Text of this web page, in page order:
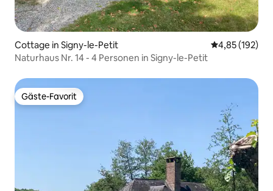
Cottage in Signy-le-Petit
4,85 (192)
Naturhaus Nr. 14 - 4 Personen in Signy-le-Petit
Gäste-Favorit
Gäste-Favorit